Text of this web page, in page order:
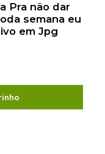
Pra não dar
semana eu
em Jpg